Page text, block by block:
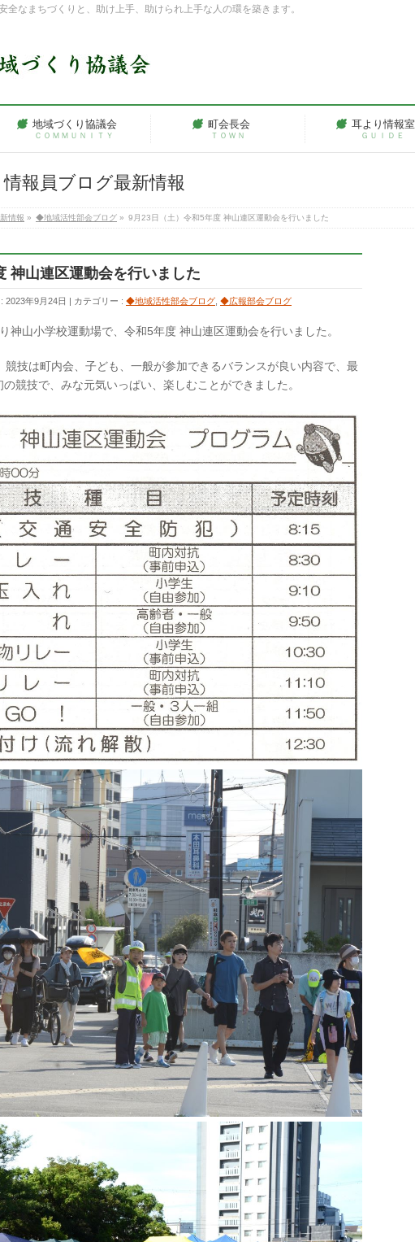
全なまちづくりと、助け上手、助けられ上手な人の環を築きます。
地域づくり協議会
ＣＯＭＭＵＮＩＴＹ
町会長会
ＴＯＷＮ
耳より情報室
ＧＵＩＤＥ
報員ブログ最新情報
情報 » ◆地域活性部会ブログ » 9月23日（土）令和5年度 神山連区運動会を行いました
神山連区運動会を行いました
2023年9月24日 カテゴリー : ◆地域活性部会ブログ ◆広報部会ブログ
神山小学校運動場で、令和5年度 神山連区運動会を行いました。
競技は町内会、子ども、一般が参加できるバランスが良い内容で、最
競技で、みな元気いっぱい、楽しむことができました。